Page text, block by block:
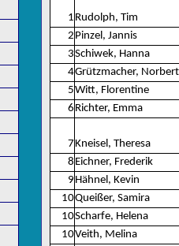
1 Rudolph, Tim
2 Pinzel, Jannis
3Schiwek, Hanna
4Grützmacher, Norbert
5Witt, Florentine
6 Richter, Emma
7Kneisel, Theresa
8 Eichner, Frederik
9 Hähnel, Kevin
10Queißer, Samira
10Scharfe, Helena
10Veith, Melina